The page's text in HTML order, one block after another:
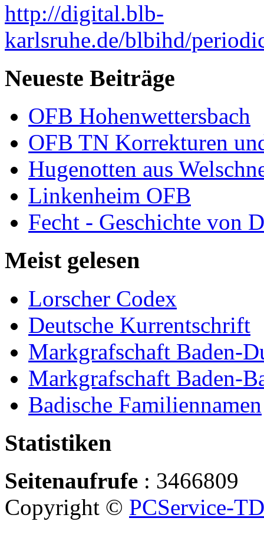
http://digital.blb-
karlsruhe.de/blbihd/
Neueste Beiträge
OFB Hohenwettersbach
OFB TN Korrekturen
Hugenotten aus
Linkenheim OFB
Fecht - Geschichte von
Meist gelesen
Lorscher Codex
Deutsche Kurrentschrift
Markgrafschaft Baden-
Markgrafschaft Baden-
Badische Familiennamen
Statistiken
Seitenaufrufe : 3466809
Copyright © PCService-TD